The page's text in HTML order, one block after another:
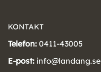
KONTAKT
Telefon: 0411-43005
E-post: info@landang.se